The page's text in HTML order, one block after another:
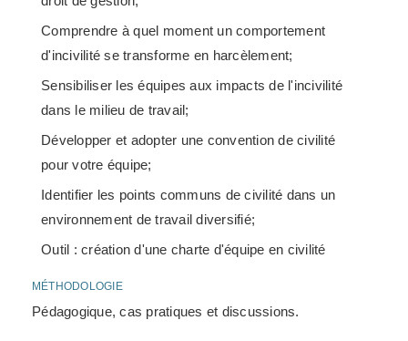
Comprendre à quel moment un comportement
d'incivilité se transforme en harcèlement;
Sensibiliser les équipes aux impacts de l'incivilité
dans le milieu de travail;
Développer et adopter une convention de civilité
pour votre équipe;
Identifier les points communs de civilité dans un
environnement de travail diversifié;
Outil : création d'une charte d'équipe en civilité
MÉTHODOLOGIE
Pédagogique, cas pratiques et discussions.